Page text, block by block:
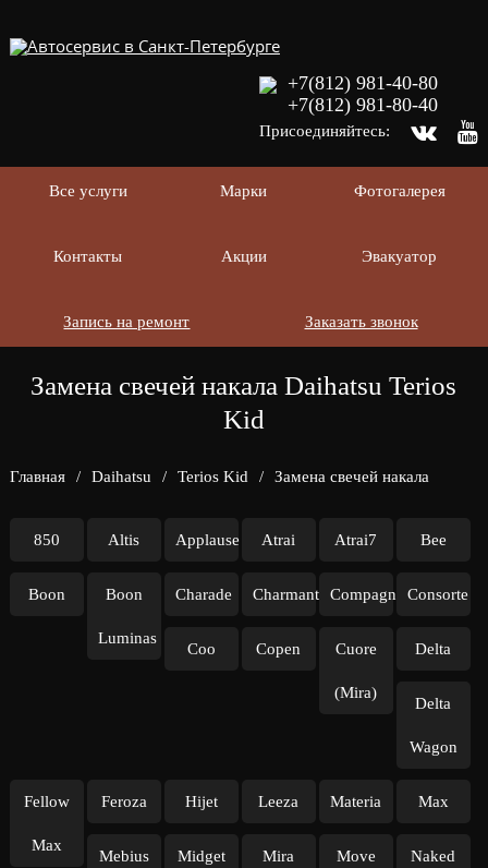
+7(812) 981-40-80
+7(812) 981-80-40
Присоединяйтесь:
Все услуги Марки Фотогалерея
Контакты Акции Эвакуатор
Заказать звонок
Запись на ремонт
Замена свечей накала Daihatsu Terios
Kid
Главная / Daihatsu / Terios Kid / Замена свечей накала
850 Altis Applause Atrai Atrai7 Bee
Boon Boon
Luminas
Charade Charmant Compagno Consorte
Coo Copen Cuore
(Mira)
Delta
Delta
Wagon
Fellow
Max
Feroza Hijet Leeza Materia Max
Mebius Midget Mira Move Naked